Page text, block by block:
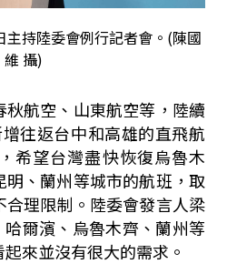
主持陸委會例行記者會。(陳國
維 攝)
航空、山東航空等，陸續
往返台中和高雄的直飛航
希望台灣盡快恢復烏魯木
、蘭州等城市的航班，取
理限制。陸委會發言人梁
爾濱、烏魯木齊、蘭州等
來並沒有很大的需求。